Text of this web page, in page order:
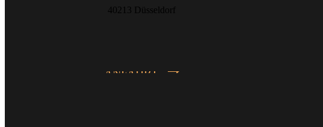
40213 Düsseldorf
ANFAHRT